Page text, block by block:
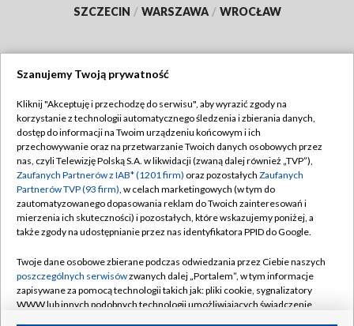
SZCZECIN / WARSZAWA / WROCŁAW
TVP
Abonament TVP
Emisja w TVP
Centrum informacji TVP
Naziemna Telewizja Cyfrowa
Rada Programowa
System NOS
Regulamin TVP
Polityka prywatności
Moje zgody
Pomoc
Kontakt
Szanujemy Twoją prywatność
Kliknij "Akceptuję i przechodzę do serwisu", aby wyrazić zgody na
korzystanie z technologii automatycznego śledzenia i zbierania danych,
dostęp do informacji na Twoim urządzeniu końcowym i ich
przechowywanie oraz na przetwarzanie Twoich danych osobowych przez
nas, czyli Telewizję Polską S.A. w likwidacji (zwaną dalej również „TVP”),
Zaufanych Partnerów z IAB* (1201 firm) oraz pozostałych Zaufanych
Partnerów TVP (93 firm), w celach marketingowych (w tym do
zautomatyzowanego dopasowania reklam do Twoich zainteresowań i
mierzenia ich skuteczności) i pozostałych, które wskazujemy poniżej, a
także zgody na udostępnianie przez nas identyfikatora PPID do Google.
Twoje dane osobowe zbierane podczas odwiedzania przez Ciebie naszych
poszczególnych serwisówzwanych dalej „Portalem”, w tym informacje
zapisywane za pomocą technologii takich jak: pliki cookie, sygnalizatory
WWW lub innych podobnych technologii umożliwiających świadczenie